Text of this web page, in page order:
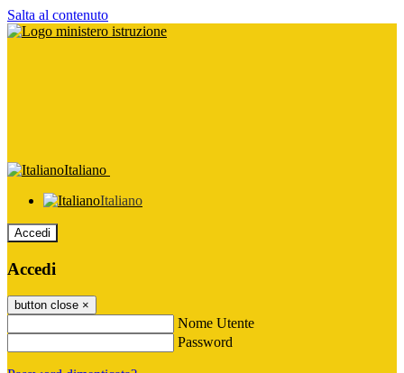
Salta al contenuto
Italiano
Italiano
Accedi
Accedi
button close ×
Nome Utente
Password